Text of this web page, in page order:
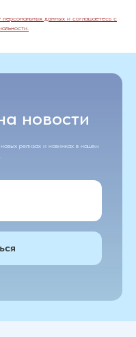
данных и соглашаетесь c
новости
релизах и новинках в нашем